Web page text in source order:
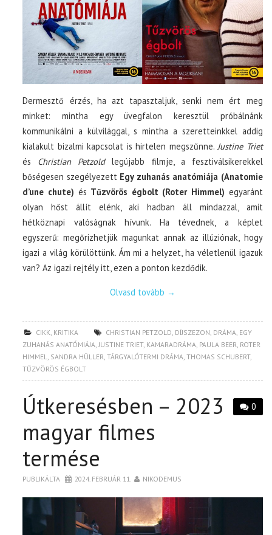
Dermesztő érzés, ha azt tapasztaljuk, senki nem ért meg
minket: mintha egy üvegfalon keresztül próbálnánk
kommunikálni a külvilággal, s mintha a szeretteinkkel addig
kialakult bizalmi kapcsolat is hirtelen megszűnne.Justine Triet
és Christian Petzoldlegújabb filmje, a fesztiválsikerekkel
bőségesen szegélyezett Egy zuhanás anatómiája (Anatomie
d’une chute) és Tűzvörös égbolt (Roter Himmel) egyaránt
olyan hőst állít elénk, aki hadban áll mindazzal, amit
hétköznapi valóságnak hívunk. Ha tévednek, a képlet
egyszerű: megőrizhetjük magunkat annak az illúziónak, hogy
igazi a világ körülöttünk. Ám mi a helyzet, ha véletlenül igazuk
van? Az igazi rejtély itt, ezen a ponton kezdődik.
Olvasd tovább →
CIKK KRITIKA CHRISTIAN PETZOLD DÍJSZEZON DRÁMA EGY
ZUHANÁS ANATÓMIÁJA JUSTINE TRIET, KAMARADRÁMA PAULA BEER ROTER
HIMMEL
SANDRA HÜLLER ,TÁRGYALÓTERMI DRÁMA ,THOMAS SCHUBERT,
TŰZVÖRÖS ÉGBOLT
0
Útkeresésben – 2023
magyar filmes
termése
PUBLIKÁLTA 2024. FEBRUÁR 11. NIKODEMUS